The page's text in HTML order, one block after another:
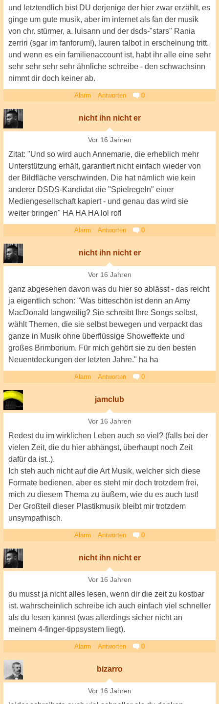
und letztendlich bist DU derjenige der hier zwar erzählt, es
ginge um gute musik, aber im internet als fan der musik
von chr. stürmer, a. luisann und der dsds-"stars" Rania
zerriri (sgar im fanforum!), lauren talbot in erscheinung tritt.
und wenn es ein familienaccount ist, habt ihr alle eine sehr
sehr sehr sehr sehr ähnliche schreibe - den schwachsinn
nimmt dir doch keiner ab.
Alarm Antworten 0
nicht ihn nicht er
Vor 16 Jahren
Zitat: "Und so wird auch Annemarie, die erheblich mehr
Unterstützung erhält, garantiert nicht einfach wieder von
der Bildfläche verschwinden. Die hat nämlich wie kein
anderer DSDS-Kandidat die "Spielregeln" einer
Mediengesellschaft kapiert - und genau das wird sie
weiter bringen" HA HA HA lol rofl
Alarm Antworten 0
nicht ihn nicht er
Vor 16 Jahren
ganz abgesehen davon was du hier so ablässt - das reicht
ja eigentlich schon: "Was bitteschön ist denn an Amy
MacDonald langweilig? Sie schreibt Ihre Songs selbst,
wählt Themen, die sie selbst bewegen und verpackt das
ganze in Musik ohne überflüssige Showeffekte und
großes Brimborium. Für mich gehört sie zu den besten
Neuentdeckungen der letzten Jahre." ha ha
Alarm Antworten 0
jamclub
Vor 16 Jahren
Redest du im wirklichen Leben auch so viel? (falls bei der
vielen Zeit, die du hier abhängst, überhaupt noch Zeit
dafür da ist..).
Ich steh auch nicht auf die Art Musik, welcher sich diese
Formate bedienen, aber es steht mir doch trotzdem frei,
mich zu diesem Thema zu äußern, wie du es auch tust!
Der Großteil dieser Plastikmusik bleibt mir trotzdem
unsympathisch.
Alarm Antworten 0
nicht ihn nicht er
Vor 16 Jahren
du musst ja nicht alles lesen, wenn dir die zeit zu kostbar
ist. wahrscheinlich schreibe ich auch einfach viel schneller
als du lesen kannst (was allerdings sicher nicht an
meinem 4-finger-tippsystem liegt).
Alarm Antworten 0
bizarro
Vor 16 Jahren